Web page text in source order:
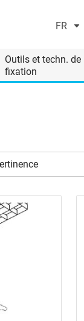
FR
Outils et techn. de
fixation